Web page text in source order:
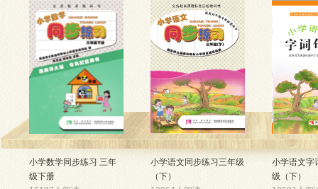
小学数学同步练习 三年
级下册
小学语文同步练习三年级
（下）
小学语文字
级（下）